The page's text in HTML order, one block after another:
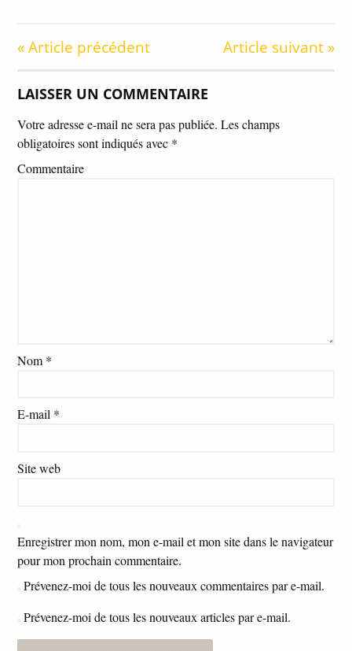
« Article précédent Article suivant »
LAISSER UN COMMENTAIRE
Votre adresse e-mail ne sera pas publiée. Les champs
obligatoires sont indiqués avec *
Commentaire
Nom *
E-mail *
Site web
Enregistrer mon nom, mon e-mail et mon site dans le navigateur
pour mon prochain commentaire.
Prévenez-moi de tous les nouveaux commentaires par e-mail.
Prévenez-moi de tous les nouveaux articles par e-mail.